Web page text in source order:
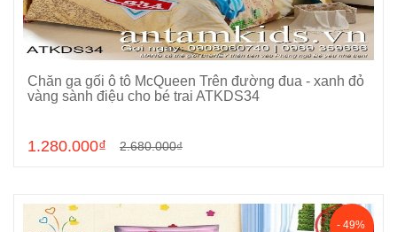
Chọn sản phẩm
Chăn ga gối ô tô McQueen Trên đường đua - xanh đỏ
vàng sành điệu cho bé trai ATKDS34
1.280.000₫ 2.680.000₫
- 49%